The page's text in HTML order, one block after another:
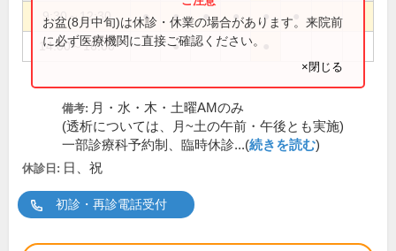
9:30～12:30 ● ● ● ● ●
14:00～16:00 ●
お盆(8月中旬)は休診・休業の場合があります。来院前
に必ず医療機関に直接ご確認ください。
×閉じる
備考: 月・水・木・土曜AMのみ
(透析については、月~土の午前・午後とも実施)
一部診療科予約制、臨時休診...(続きを読む)
休診日: 日、祝
初診・再診電話受付